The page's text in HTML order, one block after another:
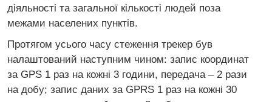
діяльності та загальної кількості людей поза
межами населених пунктів.
Протягом усього часу стеження трекер був
налаштований наступним чином: запис координат
за GPS 1 раз на кожні 3 години, передача – 2 рази
на добу; запис даних за GPRS 1 раз на кожні 30